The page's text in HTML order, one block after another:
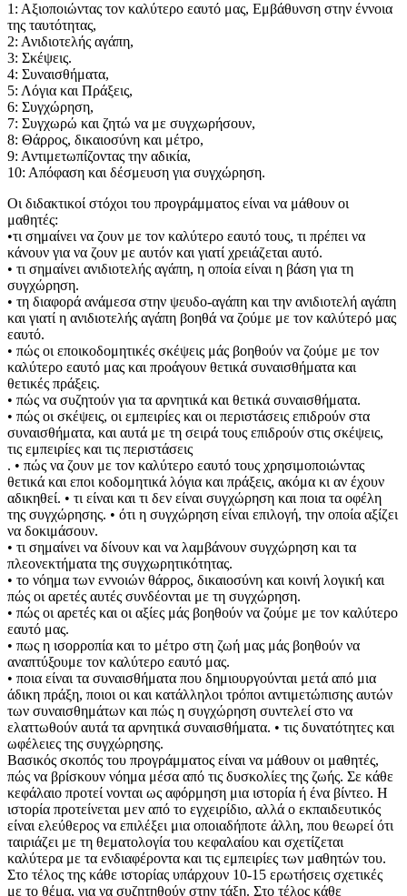
1: Αξιοποιώντας τον καλύτερο εαυτό μας, Εμβάθυνση στην έννοια
της ταυτότητας,
2: Ανιδιοτελής αγάπη,
3: Σκέψεις.
4: Συναισθήματα,
5: Λόγια και Πράξεις,
6: Συγχώρηση,
7: Συγχωρώ και ζητώ να με συγχωρήσουν,
8: Θάρρος, δικαιοσύνη και μέτρο,
9: Αντιμετωπίζοντας την αδικία,
10: Απόφαση και δέσμευση για συγχώρηση.
Οι διδακτικοί στόχοι του προγράμματος είναι να μάθουν οι
μαθητές:
•τι σημαίνει να ζουν με τον καλύτερο εαυτό τους, τι πρέπει να
κάνουν για να ζουν με αυτόν και γιατί χρειάζεται αυτό.
• τι σημαίνει ανιδιοτελής αγάπη, η οποία είναι η βάση για τη
συγχώρηση.
• τη διαφορά ανάμεσα στην ψευδο-αγάπη και την ανιδιοτελή αγάπη
και γιατί η ανιδιοτελής αγάπη βοηθά να ζούμε με τον καλύτερό μας
εαυτό.
• πώς οι εποικοδομητικές σκέψεις μάς βοηθούν να ζούμε με τον
καλύτερο εαυτό μας και προάγουν θετικά συναισθήματα και
θετικές πράξεις.
• πώς να συζητούν για τα αρνητικά και θετικά συναισθήματα.
• πώς οι σκέψεις, οι εμπειρίες και οι περιστάσεις επιδρούν στα
συναισθήματα, και αυτά με τη σειρά τους επιδρούν στις σκέψεις,
τις εμπειρίες και τις περιστάσεις
. • πώς να ζουν με τον καλύτερο εαυτό τους χρησιμοποιώντας
θετικά και εποι κοδομητικά λόγια και πράξεις, ακόμα κι αν έχουν
αδικηθεί. • τι είναι και τι δεν είναι συγχώρηση και ποια τα οφέλη
της συγχώρησης. • ότι η συγχώρηση είναι επιλογή, την οποία αξίζει
να δοκιμάσουν.
• τι σημαίνει να δίνουν και να λαμβάνουν συγχώρηση και τα
πλεονεκτήματα της συγχωρητικότητας.
• το νόημα των εννοιών θάρρος, δικαιοσύνη και κοινή λογική και
πώς οι αρετές αυτές συνδέονται με τη συγχώρηση.
• πώς οι αρετές και οι αξίες μάς βοηθούν να ζούμε με τον καλύτερο
εαυτό μας.
• πως η ισορροπία και το μέτρο στη ζωή μας μάς βοηθούν να
αναπτύξουμε τον καλύτερο εαυτό μας.
• ποια είναι τα συναισθήματα που δημιουργούνται μετά από μια
άδικη πράξη, ποιοι οι και κατάλληλοι τρόποι αντιμετώπισης αυτών
των συναισθημάτων και πώς η συγχώρηση συντελεί στο να
ελαττωθούν αυτά τα αρνητικά συναισθήματα. • τις δυνατότητες και
ωφέλειες της συγχώρησης.
Βασικός σκοπός του προγράμματος είναι να μάθουν οι μαθητές,
πώς να βρίσκουν νόημα μέσα από τις δυσκολίες της ζωής. Σε κάθε
κεφάλαιο προτεί νονται ως αφόρμηση μια ιστορία ή ένα βίντεο. Η
ιστορία προτείνεται μεν από το εγχειρίδιο, αλλά ο εκπαιδευτικός
είναι ελεύθερος να επιλέξει μια οποιαδήποτε άλλη, που θεωρεί ότι
ταιριάζει με τη θεματολογία του κεφαλαίου και σχετίζεται
καλύτερα με τα ενδιαφέροντα και τις εμπειρίες των μαθητών του.
Στο τέλος της κάθε ιστορίας υπάρχουν 10-15 ερωτήσεις σχετικές
με το θέμα, για να συζητηθούν στην τάξη. Στο τέλος κάθε